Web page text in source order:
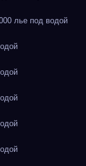
лье под водой